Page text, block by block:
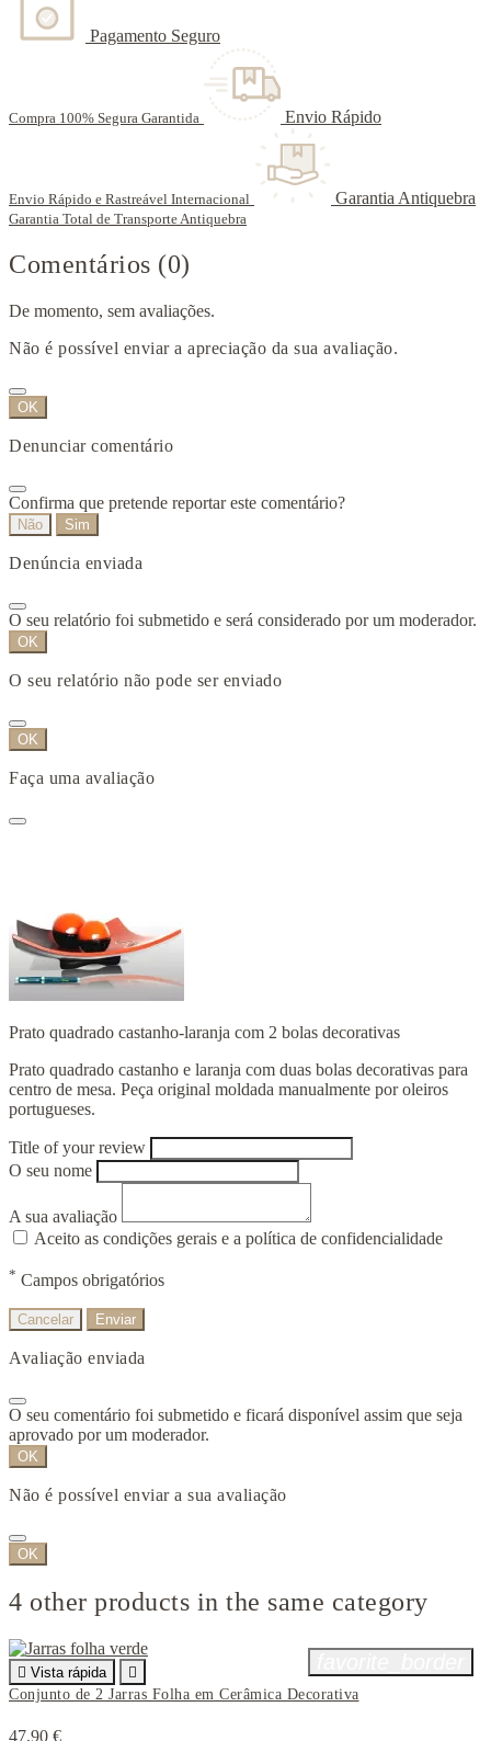
Pagamento Seguro
Compra 100% Segura Garantida Envio Rápido
Envio Rápido e Rastreável Internacional Garantia Antiquebra
Garantia Total de Transporte Antiquebra
Comentários (0)
De momento, sem avaliações.
Não é possível enviar a apreciação da sua avaliação.
OK
Denunciar comentário
Confirma que pretende reportar este comentário?
Não Sim
Denúncia enviada
O seu relatório foi submetido e será considerado por um moderador.
OK
O seu relatório não pode ser enviado
OK
Faça uma avaliação
Prato quadrado castanho-laranja com 2 bolas decorativas
Prato quadrado castanho e laranja com duas bolas decorativas para
centro de mesa. Peça original moldada manualmente por oleiros
portugueses.
Title of your review
O seu nome
A sua avaliação
Aceito as condições gerais e a política de confidencialidade
* Campos obrigatórios
Cancelar Enviar
Avaliação enviada
O seu comentário foi submetido e ficará disponível assim que seja
aprovado por um moderador.
OK
Não é possível enviar a sua avaliação
OK
4 other products in the same category
 Vista rápida

Conjunto de 2 Jarras Folha em Cerâmica Decorativa
47,90 €